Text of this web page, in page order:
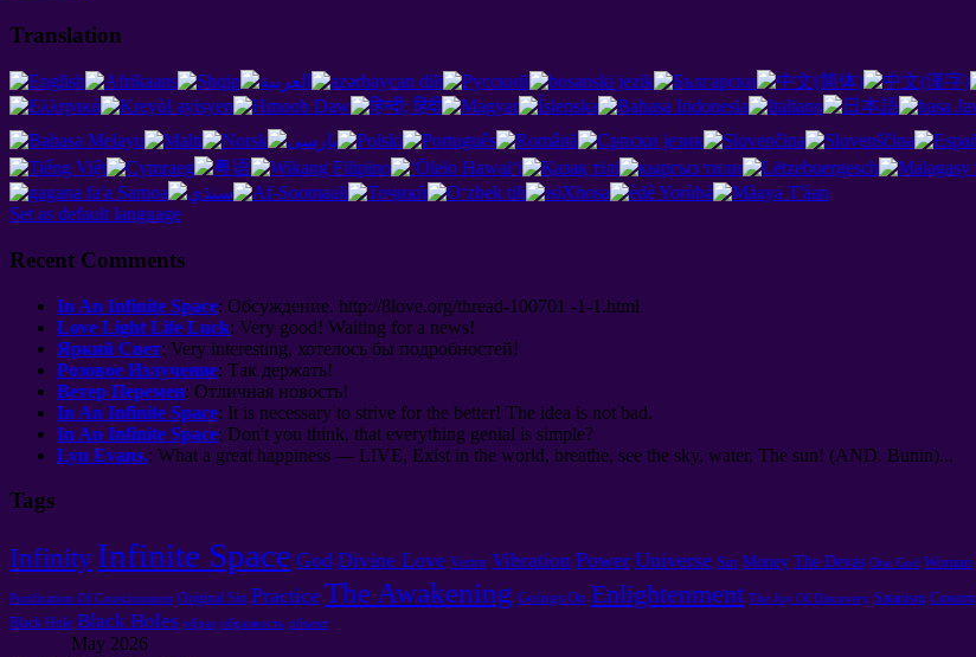
Translation
Set as default language
Recent Comments
In An Infinite Space: Обсуждение. http://8love.org/thread-100701 -1-1.html
Love Light Life Luck: Very good! Waiting for a news!
Яркий Свет: Very interesting, хотелось бы подробностей!
Розовое Излучение: Так держать!
Ветер Перемен: Отличная новость!
In An Infinite Space: It is necessary to strive for the better! The idea is not bad.
In An Infinite Space: Don't you think, that everything genial is simple?
Lyn Evans.: What a great happiness — LIVE, Exist in the world, breathe, see the sky, water, The sun! (AND. Bunin)...
Tags
InfinityInfinite Space God Divine Love Vector Vibration Power Universe Sin Money The Devas One God Woman
Purification Of Consciousness Original Sin Practice The Awakening Goings On Enlightenment The Joy Of Discovery Satanism Сомати
Black Hole Black Holes образ образность объект
May 2026